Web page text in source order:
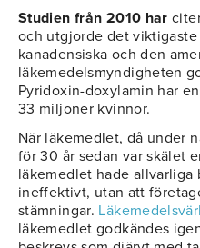
Studien från 2010 har
och utgjorde det
kanadensiska och den
läkemedelsmyndigheten
Pyridoxin-doxylamin har
33 miljoner kvinnor.
När läkemedlet, då under
för 30 år sedan var skälet
läkemedlet hade
ineffektivt, utan att
stämningar.
läkemedlet godkändes